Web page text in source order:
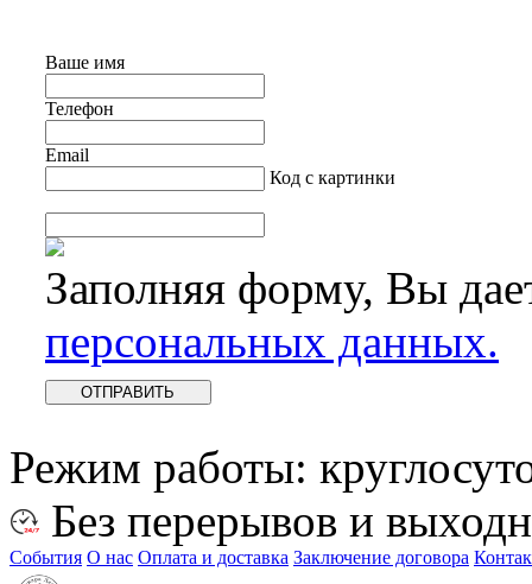
Ваше имя
Телефон
Email
Код с картинки
Заполняя форму, Вы
персональных данных.
Режим работы:
Без перерывов и
События О нас Оплата и доставка Заключение договора